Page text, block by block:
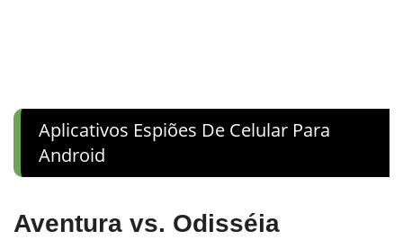
Aplicativos Espiões De Celular Para
Android
Aventura vs. Odisséia